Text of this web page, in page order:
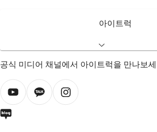
아이트럭
공식 미디어 채널에서 아이트럭을 만나보